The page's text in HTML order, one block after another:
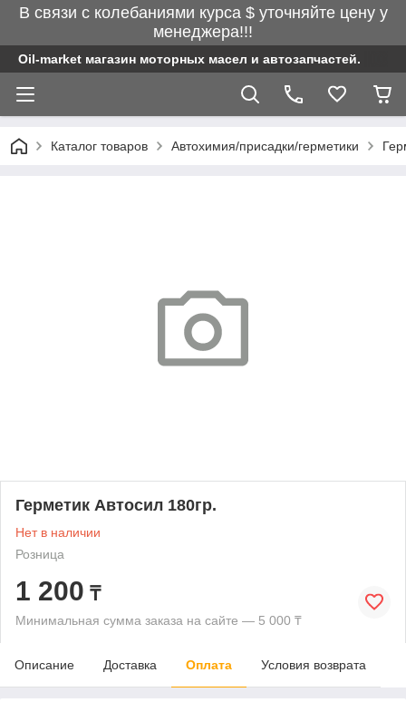
В связи с колебаниями курса $ уточняйте цену у
менеджера!!!
Oil-market магазин моторных масел и автозапчастей.
Каталог товаров Автохимия/присадки/герметики
Герметик Автосил 180гр.
Нет в наличии
Розница
1 200 ₸
Минимальная сумма заказа на сайте — 5 000 ₸
Описание Доставка Оплата Условия возврата